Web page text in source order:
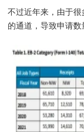
不过近年来，由于
的通道，导致申请数